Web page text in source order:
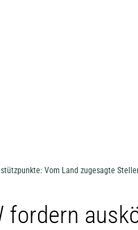
Vom Land zugesagte
fordern